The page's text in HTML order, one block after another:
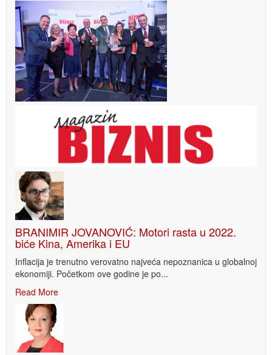
BRANIMIR JOVANOVIĆ: Motori rasta u 2022.
biće Kina, Amerika i EU
Inflacija je trenutno verovatno najveća nepoznanica u globalnoj
ekonomiji. Početkom ove godine je po...
Read More